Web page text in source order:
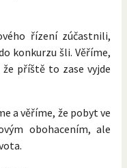
řízení zúčastnili,
konkurzu šli. Věříme,
příště to zase vyjde
a věříme, že pobyt ve
obohacením, ale